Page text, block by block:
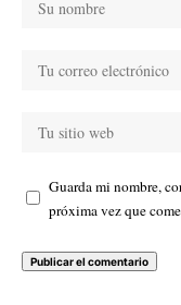
Guarda mi nombre,
próxima vez que